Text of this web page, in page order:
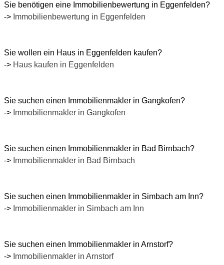
Sie benötigen eine Immobilienbewertung in Eggenfelden?
-> Immobilienbewertung in Eggenfelden
Sie wollen ein Haus in Eggenfelden kaufen?
-> Haus kaufen in Eggenfelden
Sie suchen einen Immobilienmakler in Gangkofen?
-> Immobilienmakler in Gangkofen
Sie suchen einen Immobilienmakler in Bad Birnbach?
-> Immobilienmakler in Bad Birnbach
Sie suchen einen Immobilienmakler in Simbach am Inn?
-> Immobilienmakler in Simbach am Inn
Sie suchen einen Immobilienmakler in Arnstorf?
-> Immobilienmakler in Arnstorf